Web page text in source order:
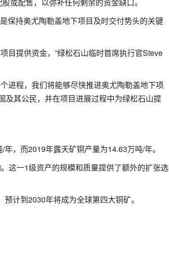
保持奥尤陶勒盖地下项目及时交付势头的关键
目提供资金，”绿松石山临时首席执行官Steve
进程，我们将能够尽快推进奥尤陶勒盖地下项
及其公民，并在项目进展过程中为绿松石山提
，而2019年露天矿铜产量为14.63万吨/年。
这一1级资产的规模和质量提供了额外的扩张选
计到2030年将成为全球第四大铜矿。